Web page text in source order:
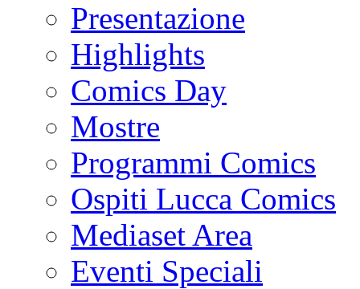
Presentazione
Highlights
Comics Day
Mostre
Programmi Comics
Ospiti Lucca Comics
Mediaset Area
Eventi Speciali